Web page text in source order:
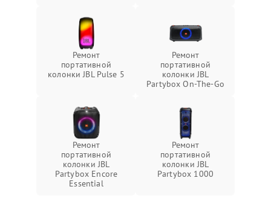
Ремонт
портативной
колонки JBL Pulse 5
Ремонт
портативной
колонки JBL
Partybox On-The-Go
Ремонт
портативной
колонки JBL
Partybox Encore
Essential
Ремонт
портативной
колонки JBL
Partybox 1000